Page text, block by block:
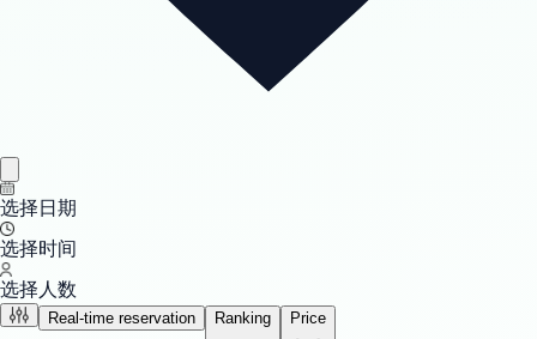
选择日期
选择时间
选择人数
Real-time reservation Ranking Price